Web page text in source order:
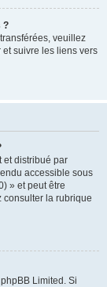
?
veuillez
suivre les liens vers
et distribué par
accessible sous
» et peut être
consulter la rubrique
Limited. Si